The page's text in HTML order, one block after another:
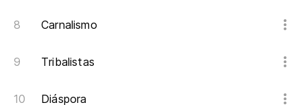
Carnalismo
Tribalistas
Diáspora